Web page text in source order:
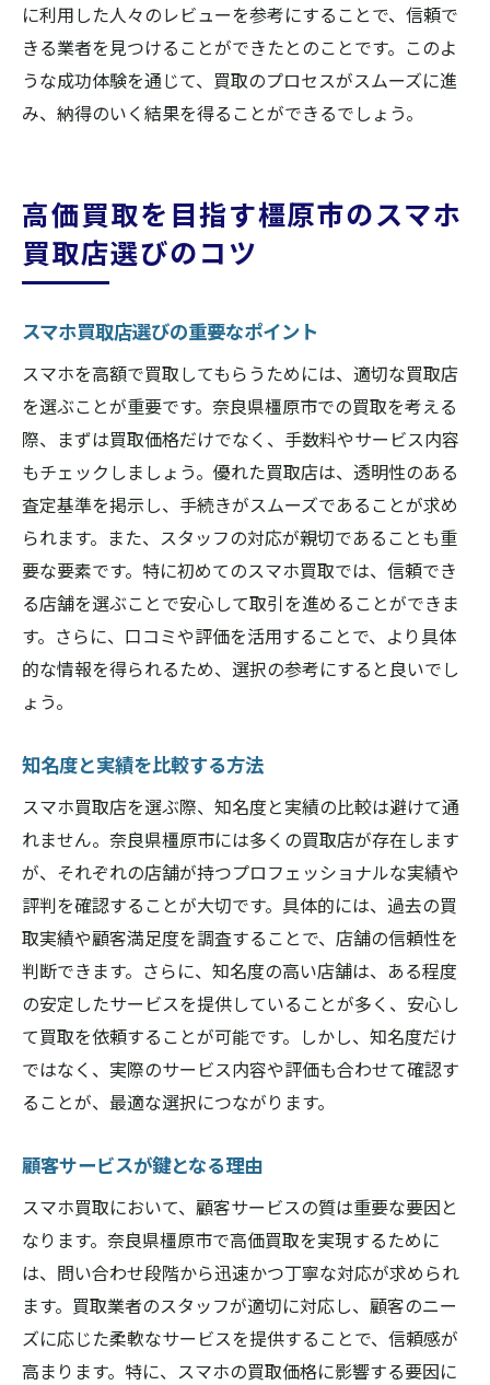
に利用した人々のレビューを参考にすることで、信頼で
きる業者を見つけることができたとのことです。このよ
うな成功体験を通じて、買取のプロセスがスムーズに進
み、納得のいく結果を得ることができるでしょう。
高価買取を目指す橿原市のスマホ
買取店選びのコツ
スマホ買取店選びの重要なポイント
スマホを高額で買取してもらうためには、適切な買取店
を選ぶことが重要です。奈良県橿原市での買取を考える
際、まずは買取価格だけでなく、手数料やサービス内容
もチェックしましょう。優れた買取店は、透明性のある
査定基準を掲示し、手続きがスムーズであることが求め
られます。また、スタッフの対応が親切であることも重
要な要素です。特に初めてのスマホ買取では、信頼でき
る店舗を選ぶことで安心して取引を進めることができま
す。さらに、口コミや評価を活用することで、より具体
的な情報を得られるため、選択の参考にすると良いでし
ょう。
知名度と実績を比較する方法
スマホ買取店を選ぶ際、知名度と実績の比較は避けて通
れません。奈良県橿原市には多くの買取店が存在します
が、それぞれの店舗が持つプロフェッショナルな実績や
評判を確認することが大切です。具体的には、過去の買
取実績や顧客満足度を調査することで、店舗の信頼性を
判断できます。さらに、知名度の高い店舗は、ある程度
の安定したサービスを提供していることが多く、安心し
て買取を依頼することが可能です。しかし、知名度だけ
ではなく、実際のサービス内容や評価も合わせて確認す
ることが、最適な選択につながります。
顧客サービスが鍵となる理由
スマホ買取において、顧客サービスの質は重要な要因と
なります。奈良県橿原市で高価買取を実現するために
は、問い合わせ段階から迅速かつ丁寧な対応が求められ
ます。買取業者のスタッフが適切に対応し、顧客のニー
ズに応じた柔軟なサービスを提供することで、信頼感が
高まります。特に、スマホの買取価格に影響する要因に